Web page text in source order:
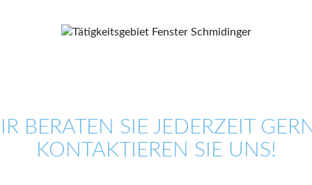
BERATEN SIE JEDERZEIT
KONTAKTIEREN SIE UNS!